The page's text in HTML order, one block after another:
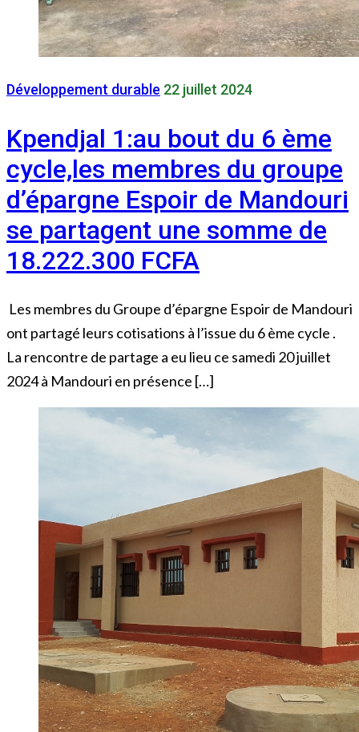
Développement durable 22 juillet 2024
Kpendjal 1:au bout du 6 ème
cycle,les membres du groupe
d’épargne Espoir de Mandouri
se partagent une somme de
18.222.300 FCFA
Les membres du Groupe d’épargne Espoir de Mandouri
ont partagé leurs cotisations à l’issue du 6 ème cycle .
La rencontre de partage a eu lieu ce samedi 20 juillet
2024 à Mandouri en présence […]